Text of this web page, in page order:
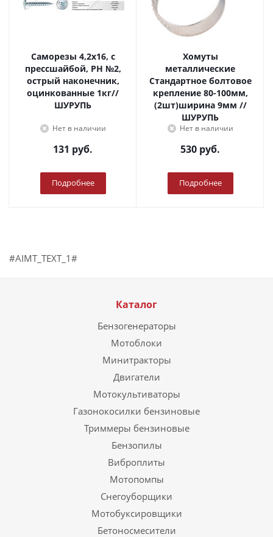
Саморезы 4,2х16, с
прессшайбой, PH №2,
острый наконечник,
оцинкованные 1кг//
ШУРУПЬ
Нет в наличии
131 руб.
Подробнее
Хомуты
металлические
Стандартное болтовое
крепление 80-100мм,
(2шт)ширина 9мм //
ШУРУПЬ
Нет в наличии
530 руб.
Подробнее
#AIMT_TEXT_1#
Каталог
Бензогенераторы
Мотоблоки
Минитракторы
Двигатели
Мотокультиваторы
Газонокосилки бензиновые
Триммеры бензиновые
Бензопилы
Виброплиты
Мотопомпы
Снегоуборщики
Мотобуксировщики
Бетоносмесители